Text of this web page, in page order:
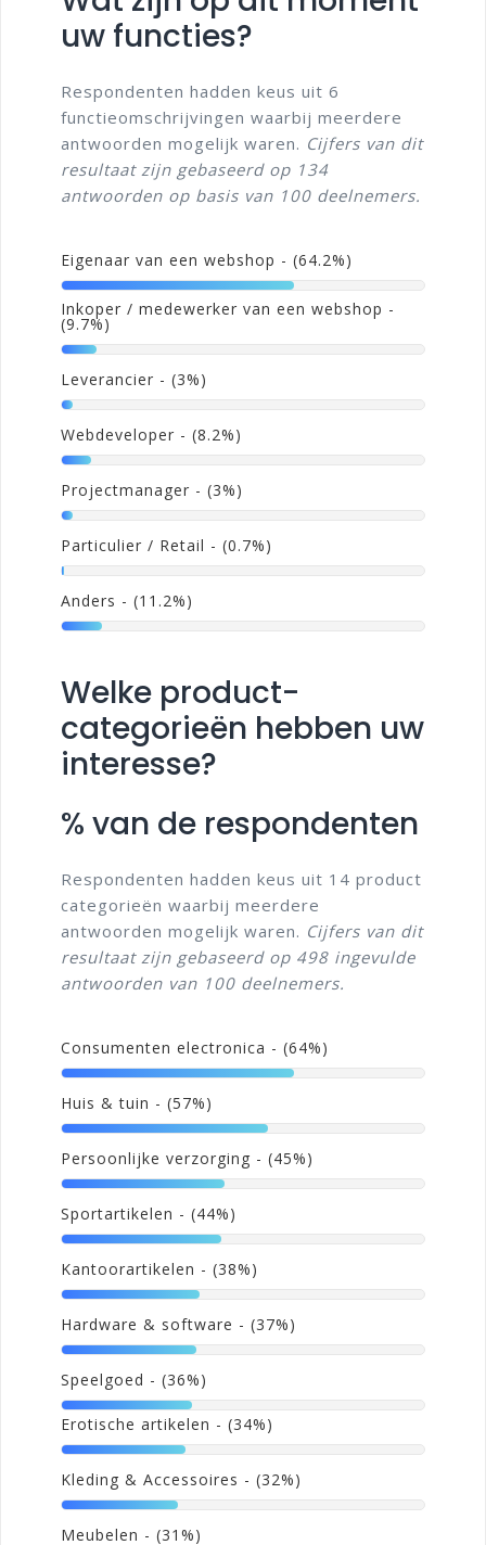
uw functies?
Respondenten hadden keus uit 6
functieomschrijvingen waarbij meerdere
antwoorden mogelijk waren. Cijfers van dit
resultaat zijn gebaseerd op 134
antwoorden op basis van 100 deelnemers.
Eigenaar van een webshop - (64.2%)
Inkoper / medewerker van een webshop -
(9.7%)
Leverancier - (3%)
Webdeveloper - (8.2%)
Projectmanager - (3%)
Particulier / Retail - (0.7%)
Anders - (11.2%)
Welke product-
categorieën hebben uw
interesse?
% van de respondenten
Respondenten hadden keus uit 14 product
categorieën waarbij meerdere
antwoorden mogelijk waren. Cijfers van dit
resultaat zijn gebaseerd op 498 ingevulde
antwoorden van 100 deelnemers.
Consumenten electronica - (64%)
Huis & tuin - (57%)
Persoonlijke verzorging - (45%)
Sportartikelen - (44%)
Kantoorartikelen - (38%)
Hardware & software - (37%)
Speelgoed - (36%)
Erotische artikelen - (34%)
Kleding & Accessoires - (32%)
Meubelen - (31%)